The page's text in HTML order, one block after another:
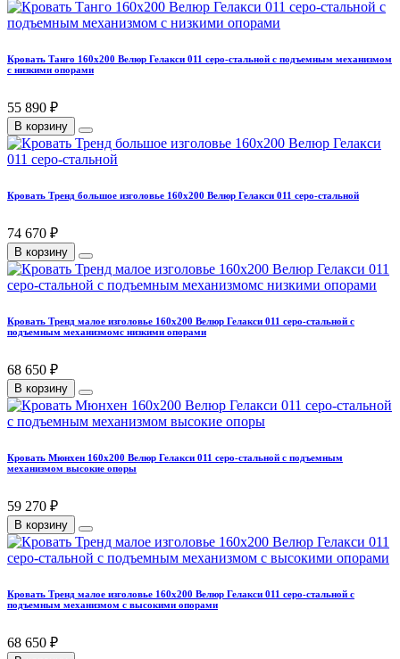
Кровать Танго 160х200 Велюр Гелакси 011 серо-стальной с подъемным механизмом
с низкими опорами
55 890 ₽
В корзину
Кровать Тренд большое изголовье 160х200 Велюр Гелакси 011 серо-стальной
74 670 ₽
В корзину
Кровать Тренд малое изголовье 160х200 Велюр Гелакси 011 серо-стальной с
подъемным механизмомс низкими опорами
68 650 ₽
В корзину
Кровать Мюнхен 160х200 Велюр Гелакси 011 серо-стальной с подъемным
механизмом высокие опоры
59 270 ₽
В корзину
Кровать Тренд малое изголовье 160х200 Велюр Гелакси 011 серо-стальной с
подъемным механизмом с высокими опорами
68 650 ₽